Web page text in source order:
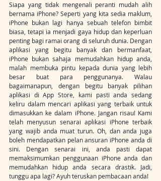
Siapa yang tidak mengenali peranti mudah alih
bernama iPhone? Seperti yang kita sedia maklum,
iPhone bukan lagi hanya sebuah telefon bimbit
biasa, tetapi ia menjadi gaya hidup dan keperluan
penting bagi ramai orang di seluruh dunia. Dengan
aplikasi yang begitu banyak dan bermanfaat,
iPhone bukan sahaja memudahkan hidup anda,
malah membuka pintu kepada dunia yang lebih
besar buat para penggunanya. Walau
bagaimanapun, dengan begitu banyak pilihan
aplikasi di App Store, kami pasti anda sedang
keliru dalam mencari aplikasi yang terbaik untuk
dimasukkan ke dalam iPhone. Jangan risau! Kami
telah menyusun senarai aplikasi iPhone terbaik
yang wajib anda muat turun. Oh, dan anda juga
boleh mendapatkan pelan ansuran iPhone anda di
sini. Dengan senarai ini, anda pasti dapat
memaksimumkan penggunaan iPhone anda dan
memudahkan hidup anda secara drastik. Jadi,
tunggu apa lagi? Ayuh teruskan pembacaan anda!